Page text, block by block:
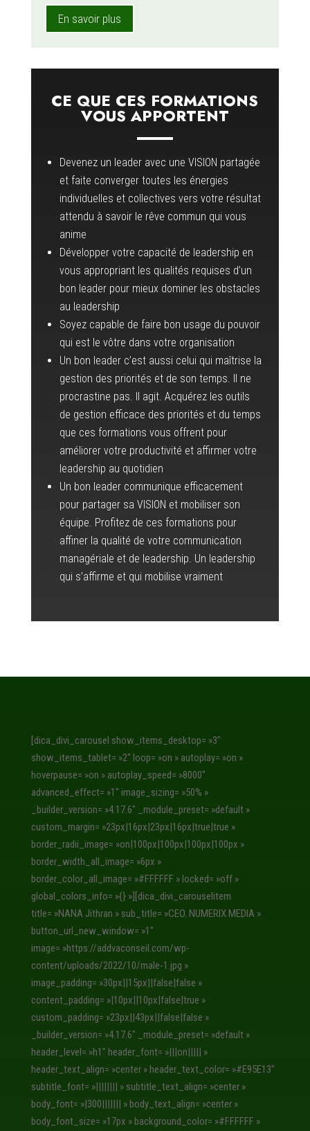
En savoir plus
CE QUE CES FORMATIONS
VOUS APPORTENT
Devenez un leader avec une VISION partagée
et faite converger toutes les énergies
individuelles et collectives vers votre résultat
attendu à savoir le rêve commun qui vous
anime
Développer votre capacité de leadership en
vous appropriant les qualités requises d’un
bon leader pour mieux dominer les obstacles
au leadership
Soyez capable de faire bon usage du pouvoir
qui est le vôtre dans votre organisation
Un bon leader c’est aussi celui qui maîtrise la
gestion des priorités et de son temps. Il ne
procrastine pas. Il agit. Acquérez les outils
de gestion efficace des priorités et du temps
que ces formations vous offrent pour
améliorer votre productivité et affirmer votre
leadership au quotidien
Un bon leader communique efficacement
pour partager sa VISION et mobiliser son
équipe. Profitez de ces formations pour
affiner la qualité de votre communication
managériale et de leadership. Un leadership
qui s’affirme et qui mobilise vraiment
[dica_divi_carousel show_items_desktop= »3″
show_items_tablet= »2″ loop= »on » autoplay= »on »
hoverpause= »on » autoplay_speed= »8000″
advanced_effect= »1″ image_sizing= »50% »
_builder_version= »4.17.6″ _module_preset= »default »
custom_margin= »23px|16px|23px|16px|true|true »
border_radii_image= »on|100px|100px|100px|100px »
border_width_all_image= »6px »
border_color_all_image= »#FFFFFF » locked= »off »
global_colors_info= »{} »][dica_divi_carouselitem
title= »NANA Jithran » sub_title= »CEO. NUMERIX MEDIA »
button_url_new_window= »1″
image= »https://addvaconseil.com/wp-
content/uploads/2022/10/male-1.jpg »
image_padding= »30px||15px||false|false »
content_padding= »|10px||10px|false|true »
custom_padding= »23px||43px||false|false »
_builder_version= »4.17.6″ _module_preset= »default »
header_level= »h1″ header_font= »|||on||||| »
header_text_align= »center » header_text_color= »#E95E13″
subtitle_font= »|||||||| » subtitle_text_align= »center »
body_font= »|300||||||| » body_text_align= »center »
body_font_size= »17px » background_color= »#FFFFFF »